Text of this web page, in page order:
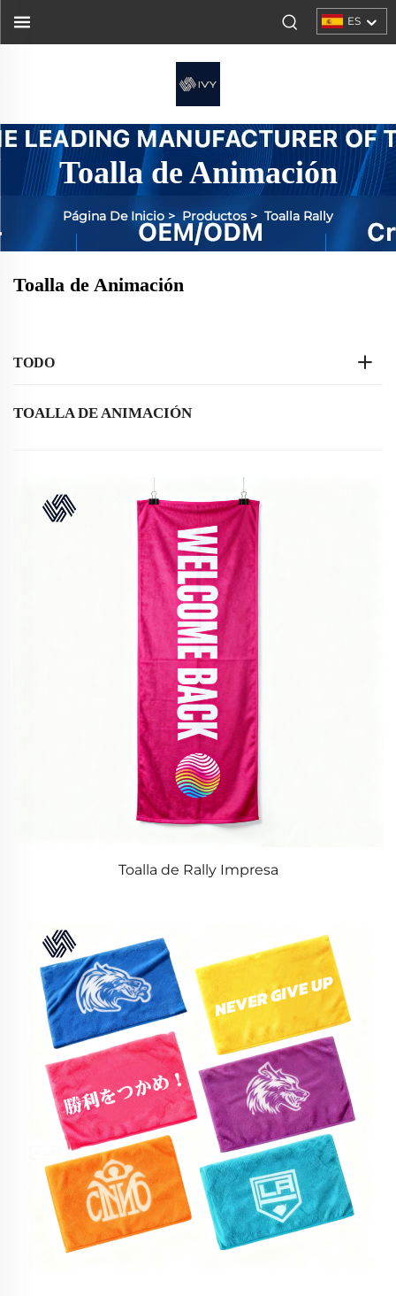
ES
Toalla de Animación
Página De Inicio > Productos > Toalla Rally
Toalla de Animación
TODO
TOALLA DE ANIMACIÓN
Toalla de Rally Impresa